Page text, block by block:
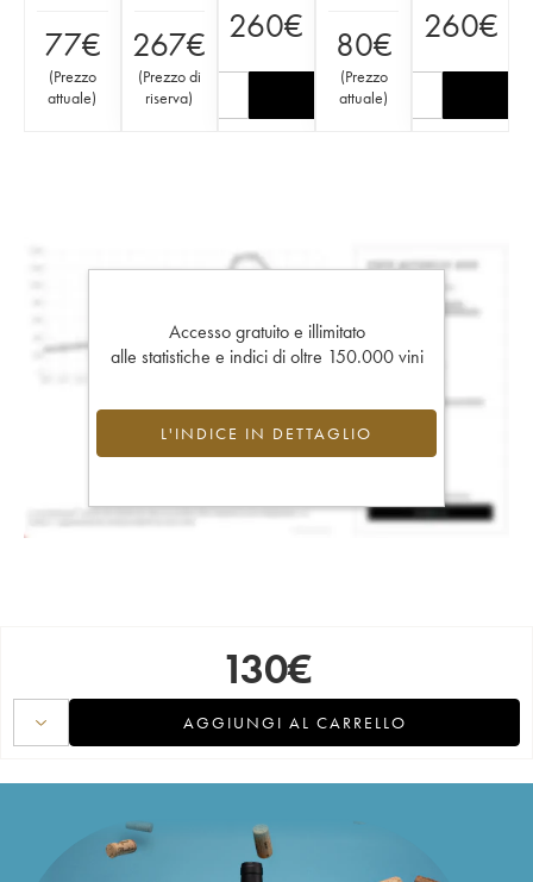
77€
(Prezzo
attuale)
267€
(Prezzo di
riserva)
260€ 80€
(Prezzo
attuale)
260€
Accesso gratuito e illimitato
alle statistiche e indici di oltre 150.000 vini
L'INDICE IN DETTAGLIO
130€
AGGIUNGI AL CARRELLO